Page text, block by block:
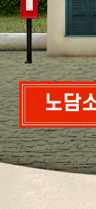
노담